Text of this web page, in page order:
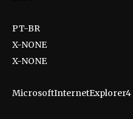
PT-BR
X-NONE
X-NONE
MicrosoftInternetExplorer4